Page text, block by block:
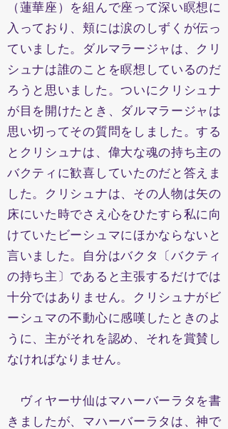
（蓮華座）を組んで座って深い瞑想に
入っており、頬には涙のしずくが伝っ
ていました。ダルマラージャは、クリ
シュナは誰のことを瞑想しているのだ
ろうと思いました。ついにクリシュナ
が目を開けたとき、ダルマラージャは
思い切ってその質問をしました。する
とクリシュナは、偉大な魂の持ち主の
バクティに歓喜していたのだと答えま
した。クリシュナは、その人物は矢の
床にいた時でさえ心をひたすら私に向
けていたビーシュマにほかならないと
言いました。自分はバクタ〔バクティ
の持ち主〕であると主張するだけでは
十分ではありません。クリシュナがビ
ーシュマの不動心に感嘆したときのよ
うに、主がそれを認め、それを賞賛し
なければなりません。
ヴィヤーサ仙はマハーバーラタを書
きましたが、マハーバーラタは、神で